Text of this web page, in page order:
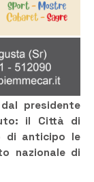
presidente
il Città di
di anticipo le
nazionale di